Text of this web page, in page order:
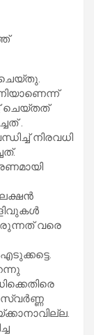
ചെയ്തത്
.
നിരവധി
വരെ
സ്വർണ്ണ